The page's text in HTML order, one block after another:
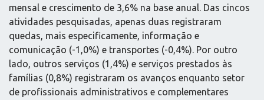
mensal e crescimento de 3,6% na base anual. Das cincos
atividades pesquisadas, apenas duas registraram
quedas, mais especificamente, informação e
comunicação (-1,0%) e transportes (-0,4%). Por outro
lado, outros serviços (1,4%) e serviços prestados às
famílias (0,8%) registraram os avanços enquanto setor
de profissionais administrativos e complementares